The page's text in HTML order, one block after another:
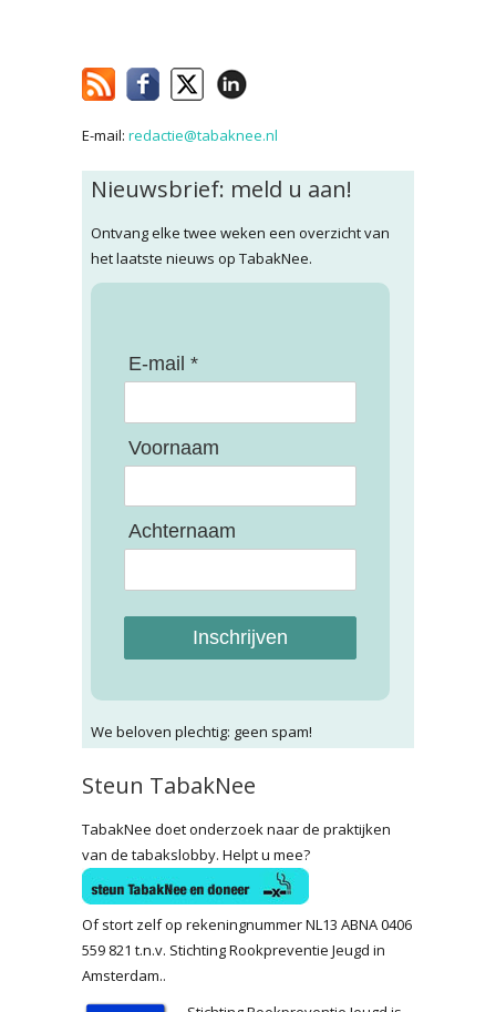
E-mail: redactie@tabaknee.nl
Nieuwsbrief: meld u aan!
Ontvang elke twee weken een overzicht van
het laatste nieuws op TabakNee.
E-mail *
Voornaam
Achternaam
Inschrijven
We beloven plechtig: geen spam!
Steun TabakNee
TabakNee doet onderzoek naar de praktijken
van de tabakslobby. Helpt u mee?
Of stort zelf op rekeningnummer NL13 ABNA 0406
559 821 t.n.v. Stichting Rookpreventie Jeugd in
Amsterdam..